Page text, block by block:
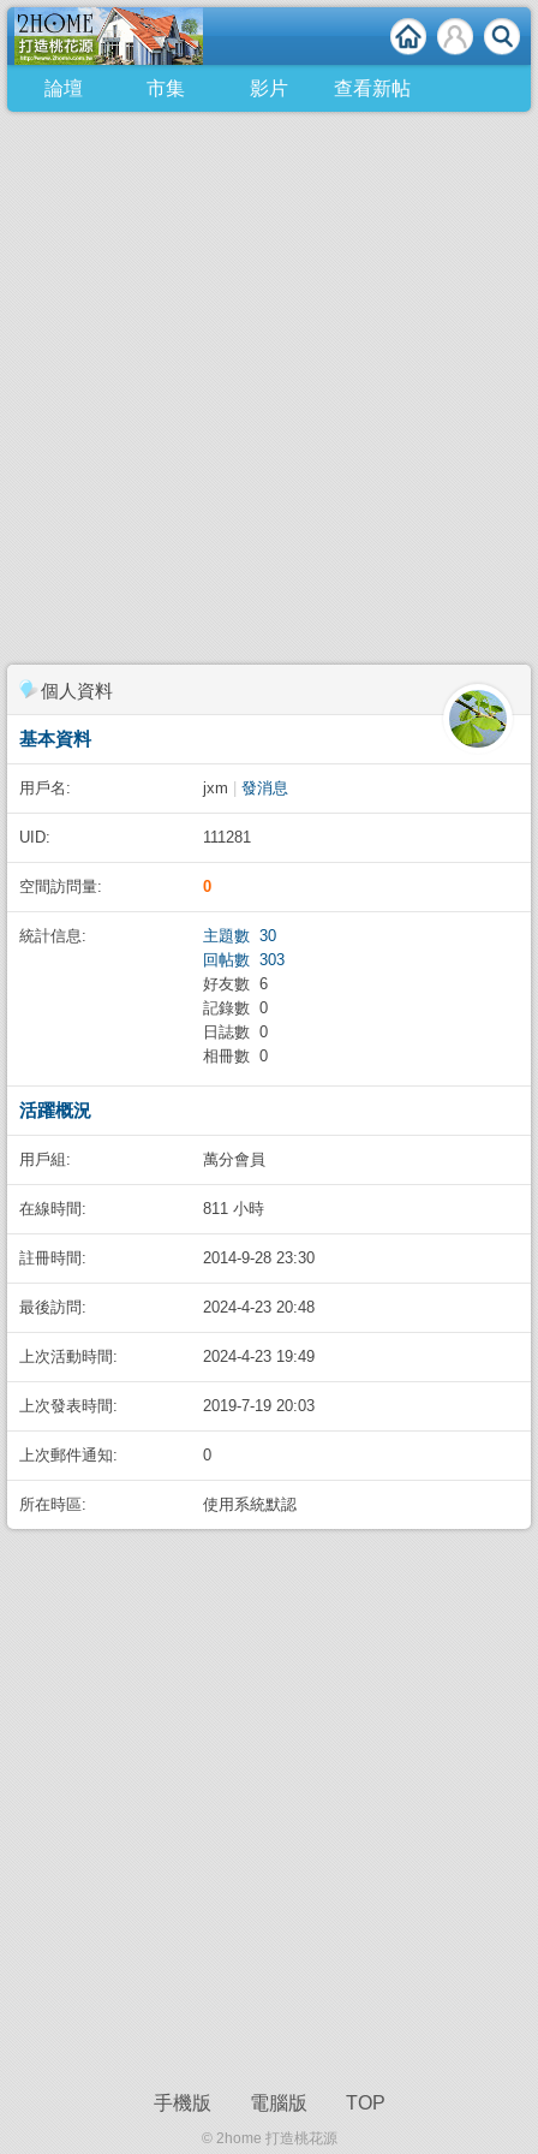
論壇 市集 影片 查看新帖
個人資料
基本資料
用戶名: jxm 發消息
UID: 111281
空間訪問量: 0
統計信息:
主題數 30
回帖數 303
好友數 6
記錄數 0
日誌數 0
相冊數 0
活躍概況
用戶組: 萬分會員
在線時間: 811 小時
註冊時間: 2014-9-28 23:30
最後訪問: 2024-4-23 20:48
上次活動時間: 2024-4-23 19:49
上次發表時間: 2019-7-19 20:03
上次郵件通知: 0
所在時區: 使用系統默認
手機版 電腦版 TOP
© 2home 打造桃花源